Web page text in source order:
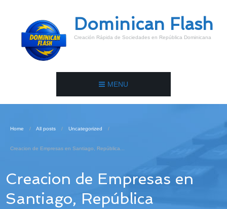
Dominican Flash
Creación Rápida de Sociedades en República Dominicana
MENU
Home All posts Uncategorized
Creacion de Empresas en Santiago, República...
Creacion de Empresas en
Santiago, República